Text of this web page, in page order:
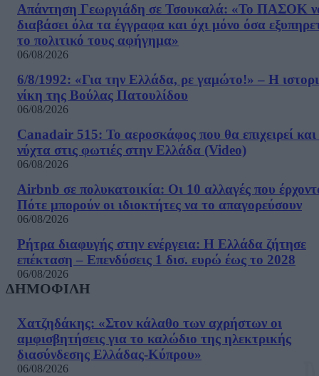
Απάντηση Γεωργιάδη σε Τσουκαλά: «Το ΠΑΣΟΚ
διαβάσει όλα τα έγγραφα και όχι μόνο όσα
το πολιτικό τους αφήγημα»
06/08/2026
6/8/1992: «Για την Ελλάδα, ρε γαμώτο!» – Η
νίκη της Βούλας Πατουλίδου
06/08/2026
Canadair 515: Το αεροσκάφος που θα επιχειρεί
νύχτα στις φωτιές στην Ελλάδα (Video)
06/08/2026
Airbnb σε πολυκατοικία: Οι 10 αλλαγές που
Πότε μπορούν οι ιδιοκτήτες να το απαγορεύσουν
06/08/2026
Ρήτρα διαφυγής στην ενέργεια: Η Ελλάδα ζήτησε
επέκταση – Επενδύσεις 1 δισ. ευρώ έως το 2028
06/08/2026
ΔΗΜΟΦΙΛΗ
Χατζηδάκης: «Στον κάλαθο των αχρήστων οι
αμφισβητήσεις για το καλώδιο της ηλεκτρικής
διασύνδεσης Ελλάδας-Κύπρου»
06/08/2026